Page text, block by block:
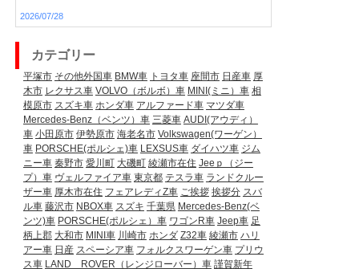
2026/07/28
カテゴリー
平塚市 その他外国車 BMW車 トヨタ車 座間市 日産車 厚
木市 レクサス車 VOLVO（ボルボ）車 MINI(ミニ）車 相
模原市 スズキ車 ホンダ車 アルファード車 マツダ車
Mercedes-Benz（ベンツ）車 三菱車 AUDI(アウディ）
車 小田原市 伊勢原市 海老名市 Volkswagen(ワーゲン）
車 PORSCHE(ポルシェ)車 LEXSUS車 ダイハツ車 ジム
ニー車 秦野市 愛川町 大磯町 綾瀬市在住 Jeeｐ（ジー
プ）車 ヴェルファイア車 東京都 テスラ車 ランドクルー
ザー車 厚木市在住 フェアレディZ車 ご挨拶 挨拶分 スバ
ル車 藤沢市 NBOX車 スズキ 千葉県 Mercedes-Benz(ベ
ンツ)車 PORSCHE(ポルシェ）車 ワゴンR車 Jeep車 足
柄上郡 大和市 MINI車 川崎市 ホンダ Z32車 綾瀬市 ハリ
アー車 日産 スペーシア車 フォルクスワーゲン車 プリウ
ス車 LAND ROVER（レンジローバー）車 謹賀新年